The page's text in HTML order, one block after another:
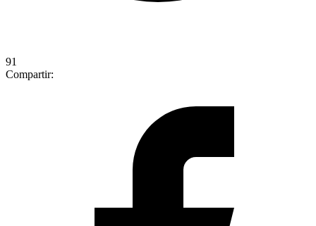
91
Compartir: